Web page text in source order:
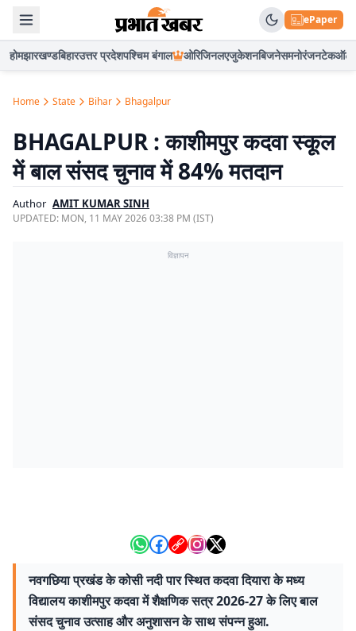
ePaper
होमझारखण्डबिहारउत्तर प्रदेशपश्चिम बंगाल ओरिजिनलएजुकेशनबिजनेसमनोरंजनटेकऑटो
Home State Bihar Bhagalpur
BHAGALPUR : काशीमपुर कदवा स्कूल
में बाल संसद चुनाव में 84% मतदान
Author AMIT KUMAR SINH
UPDATED: MON, 11 MAY 2026 03:38 PM (IST)
विज्ञापन
नवगछिया प्रखंड के कोसी नदी पार स्थित कदवा दियारा के मध्य
विद्यालय काशीमपुर कदवा में शैक्षणिक सत्र 2026-27 के लिए बाल
संसद चुनाव उत्साह और अनुशासन के साथ संपन्न हुआ.